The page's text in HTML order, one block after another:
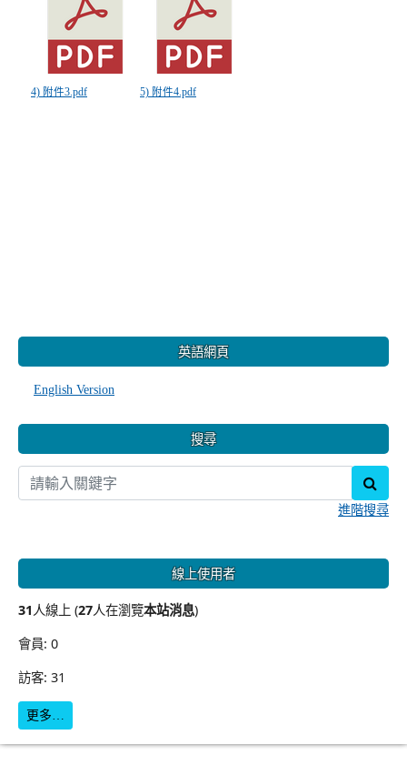
4) 附件3.pdf 5) 附件4.pdf
英語網頁
English Version
搜尋
進階搜尋
線上使用者
31人線上 (27人在瀏覽本站消息)
會員: 0
訪客: 31
更多…